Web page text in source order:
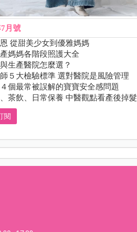
月號
從甜美少女到優雅媽媽
媽媽各階段照護大全
生產醫院怎麼選？
５大檢驗標準 選對醫院是風險管理
個最常被誤解的寶寶安全感問題
茶飲、日常保養 中醫觀點看產後掉髮
閱